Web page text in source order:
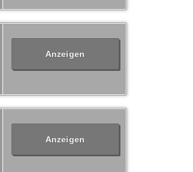
Anzeigen
Anzeigen